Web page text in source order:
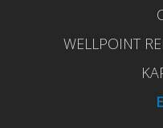
WELLPOINT